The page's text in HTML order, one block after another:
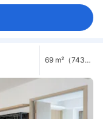
69 m²（743